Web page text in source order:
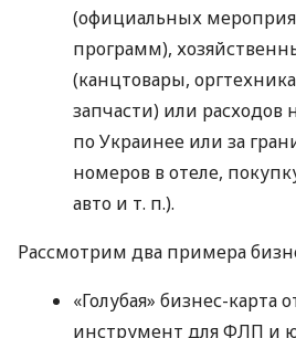
(официальных
программ),
(канцтовары,
запчасти) или расходов
по Украинее или за
номеров в отеле,
авто и т. п.).
Рассмотрим два примера
«Голубая» бизнес-карта
инструмент для ФЛП и